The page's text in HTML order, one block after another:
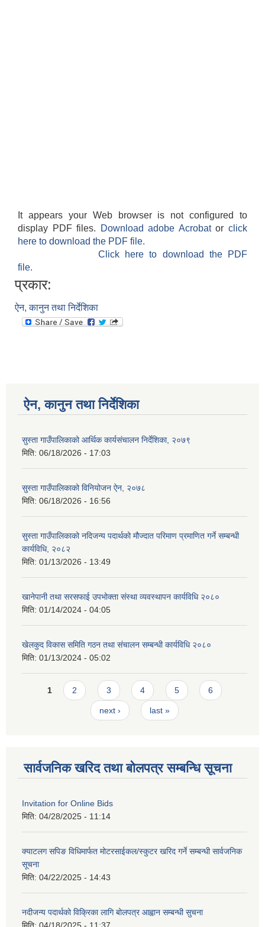
It appears your Web browser is not configured to
display PDF files.
Download adobe Acrobatorclick
here to download the PDF file.
Click here to download the PDF
file.
प्रकार:
ऐन, कानुन तथा निर्देशिका
ऐन, कानुन तथा निर्देशिका
सुस्ता गाउँपालिकाको आर्थिक कार्यसंचालन निर्देशिका, २०७९
मिति: 06/18/2026 - 17:03
सुस्ता गाउँपालिकाको विनियोजन ऐन, २०७८
मिति: 06/18/2026 - 16:56
सुस्ता गाउँपालिकाको नदिजन्य पदार्थको मौज्दात परिमाण प्रमाणित गर्ने सम्बन्धी
कार्यविधि, २०८२
मिति: 01/13/2026 - 13:49
खानेपानी तथा सरसफाई उपभोक्ता संस्था व्यवस्थापन कार्यविधि २०८०
मिति: 01/14/2024 - 04:05
खेलकुद विकास समिति गठन तथा संचालन सम्बन्धी कार्यविधि २०८०
मिति: 01/13/2024 - 05:02
Pages
1 2 3 4 5 6
next › last »
सार्वजनिक खरिद तथा बोलपत्र सम्बन्धि सूचना
Invitation for Online Bids
मिति: 04/28/2025 - 11:14
क्याटलग सपिङ विधिमार्फत मोटरसाईकल/स्कुटर खरिद गर्ने सम्बन्धी सार्वजनिक
सूचना
मिति: 04/22/2025 - 14:43
नदीजन्य पदार्थको विक्रिका लागि बोलपत्र आह्वान सम्बन्धी सुचना